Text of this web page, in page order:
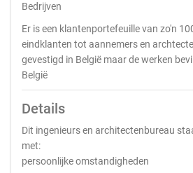
Bedrijven
Er is een klantenportefeuille van zo'n
eindklanten tot aannemers en
gevestigd in België maar de werken
België
Details
Dit ingenieurs en architectenbureau
met:
persoonlijke omstandigheden